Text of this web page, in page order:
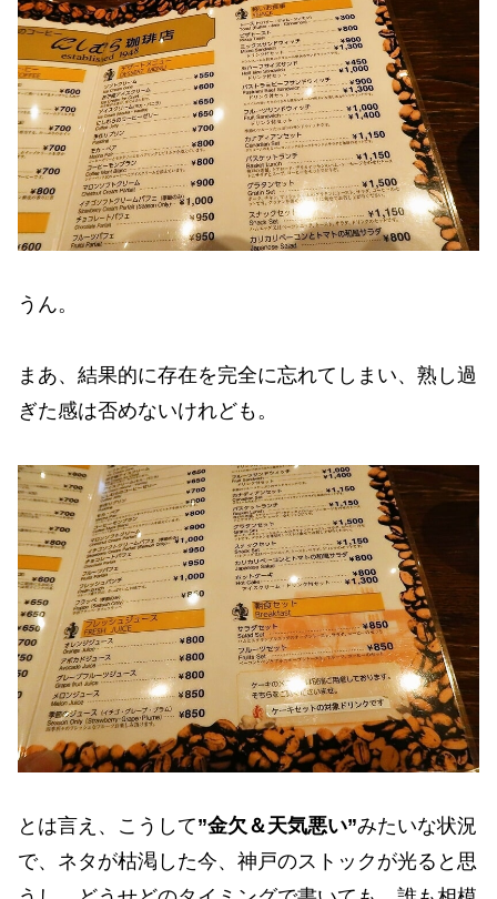
うん。
まあ、結果的に存在を完全に忘れてしまい、熟し過
ぎた感は否めないけれども。
とは言え、こうして”金欠＆天気悪い”みたいな状況
で、ネタが枯渇した今、神戸のストックが光ると思